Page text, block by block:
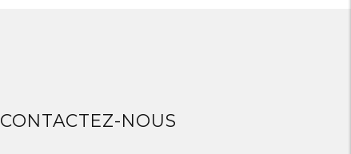
CONTACTEZ-NOUS